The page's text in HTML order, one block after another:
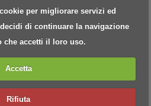
per migliorare servizi ed
di continuare la navigazione
che accetti il loro uso.
Accetta
Rifiuta